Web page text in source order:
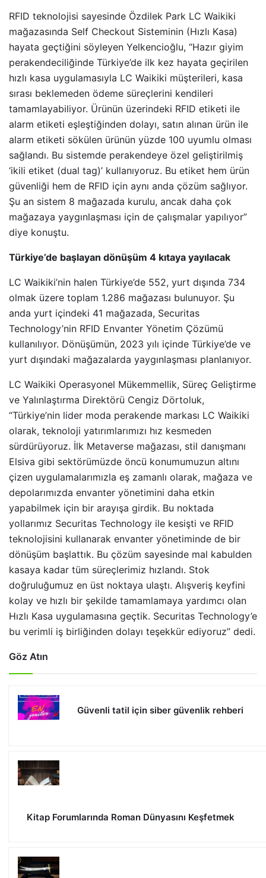
RFID teknolojisi sayesinde Özdilek Park LC Waikiki
mağazasında Self Checkout Sisteminin (Hızlı Kasa)
hayata geçtiğini söyleyen Yelkencioğlu, “Hazır giyim
perakendeciliğinde Türkiye’de ilk kez hayata geçirilen
hızlı kasa uygulamasıyla LC Waikiki müşterileri, kasa
sırası beklemeden ödeme süreçlerini kendileri
tamamlayabiliyor. Ürünün üzerindeki RFID etiketi ile
alarm etiketi eşleştiğinden dolayı, satın alınan ürün ile
alarm etiketi sökülen ürünün yüzde 100 uyumlu olması
sağlandı. Bu sistemde perakendeye özel geliştirilmiş
‘ikili etiket (dual tag)’ kullanıyoruz. Bu etiket hem ürün
güvenliği hem de RFID için aynı anda çözüm sağlıyor.
Şu an sistem 8 mağazada kurulu, ancak daha çok
mağazaya yaygınlaşması için de çalışmalar yapılıyor”
diye konuştu.
Türkiye’de başlayan dönüşüm 4 kıtaya yayılacak
LC Waikiki’nin halen Türkiye’de 552, yurt dışında 734
olmak üzere toplam 1.286 mağazası bulunuyor. Şu
anda yurt içindeki 41 mağazada, Securitas
Technology’nin RFID Envanter Yönetim Çözümü
kullanılıyor. Dönüşümün, 2023 yılı içinde Türkiye’de ve
yurt dışındaki mağazalarda yaygınlaşması planlanıyor.
LC Waikiki Operasyonel Mükemmellik, Süreç Geliştirme
ve Yalınlaştırma Direktörü Cengiz Dörtoluk,
“Türkiye’nin lider moda perakende markası LC Waikiki
olarak, teknoloji yatırımlarımızı hız kesmeden
sürdürüyoruz. İlk Metaverse mağazası, stil danışmanı
Elsiva gibi sektörümüzde öncü konumumuzun altını
çizen uygulamalarımızla eş zamanlı olarak, mağaza ve
depolarımızda envanter yönetimini daha etkin
yapabilmek için bir arayışa girdik. Bu noktada
yollarımız Securitas Technology ile kesişti ve RFID
teknolojisini kullanarak envanter yönetiminde de bir
dönüşüm başlattık. Bu çözüm sayesinde mal kabulden
kasaya kadar tüm süreçlerimiz hızlandı. Stok
doğruluğumuz en üst noktaya ulaştı. Alışveriş keyfini
kolay ve hızlı bir şekilde tamamlamaya yardımcı olan
Hızlı Kasa uygulamasına geçtik. Securitas Technology’e
bu verimli iş birliğinden dolayı teşekkür ediyoruz” dedi.
Göz Atın
Güvenli tatil için siber güvenlik rehberi
Kitap Forumlarında Roman Dünyasını Keşfetmek